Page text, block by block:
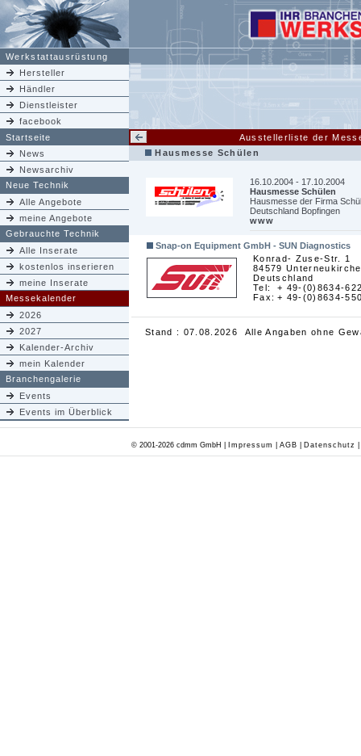
Werkstattausrüstung
Hersteller
Händler
Dienstleister
facebook
Startseite
Ausstellerliste der
News
Newsarchiv
Neue Technik
Alle Angebote
meine Angebote
Gebrauchte Technik
Alle Inserate
kostenlos inserieren
meine Inserate
Messekalender
2026
2027
Kalender-Archiv
mein Kalender
Branchengalerie
Events
Events im Überblick
Hausmesse Schülen
16.10.2004 - 17.10.2004
Hausmesse Schülen
Hausmesse der Firma
Deutschland Bopfingen
www
Snap-on Equipment GmbH - SUN Diagnostics
Konrad- Zuse-Str. 1
84579
Deutschland
Tel:
Fax:
+ 49-(0)8634-
+ 49-(0)8634-
Stand : 07.08.2026 Alle Angaben ohne
© 2001-2026 cdmm GmbH | Impressum AGB Datenschutz